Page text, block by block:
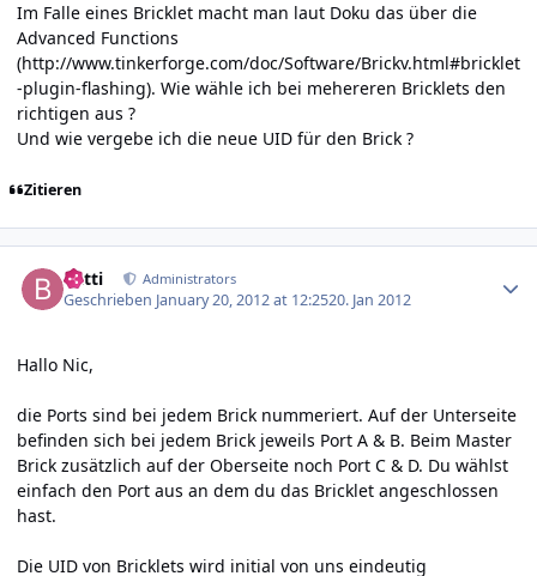
Im Falle eines Bricklet macht man laut Doku das über die
Advanced Functions
(http://www.tinkerforge.com/doc/Software/Brickv.html#bricklet
-plugin-flashing). Wie wähle ich bei mehereren Bricklets den
richtigen aus ?
Und wie vergebe ich die neue UID für den Brick ?
Zitieren
batti Administrators
Geschrieben January 20, 2012 at 12:2520. Jan 2012
Hallo Nic,
die Ports sind bei jedem Brick nummeriert. Auf der Unterseite
befinden sich bei jedem Brick jeweils Port A & B. Beim Master
Brick zusätzlich auf der Oberseite noch Port C & D. Du wählst
einfach den Port aus an dem du das Bricklet angeschlossen
hast.
Die UID von Bricklets wird initial von uns eindeutig